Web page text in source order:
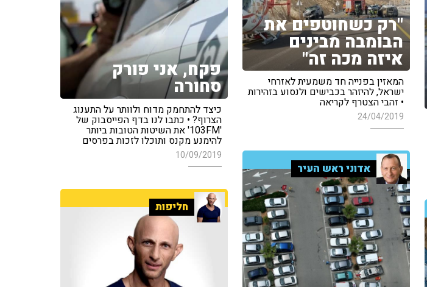
פקח, אני פורק
סחורה
כיצד להתחמק מדוח ולוותר על התענוג
הצרוף? • כתבו לנו בדף הפייסבוק של
'103FM' את השיטות הטובות ביותר
להימנע מקנס ותוכלו לזכות בפרסים
10/09/2019
"רק כשחוטפים את
הבומבה מבינים
איזה מכה זה"
המאזין בפנייה חד משמעית לאזרחי
ישראל, להיזהר בכבישים ולנסוע בזהירות
• זהבי הצטרף לקריאה
24/04/2019
אדוני ראש העיר
חליפות